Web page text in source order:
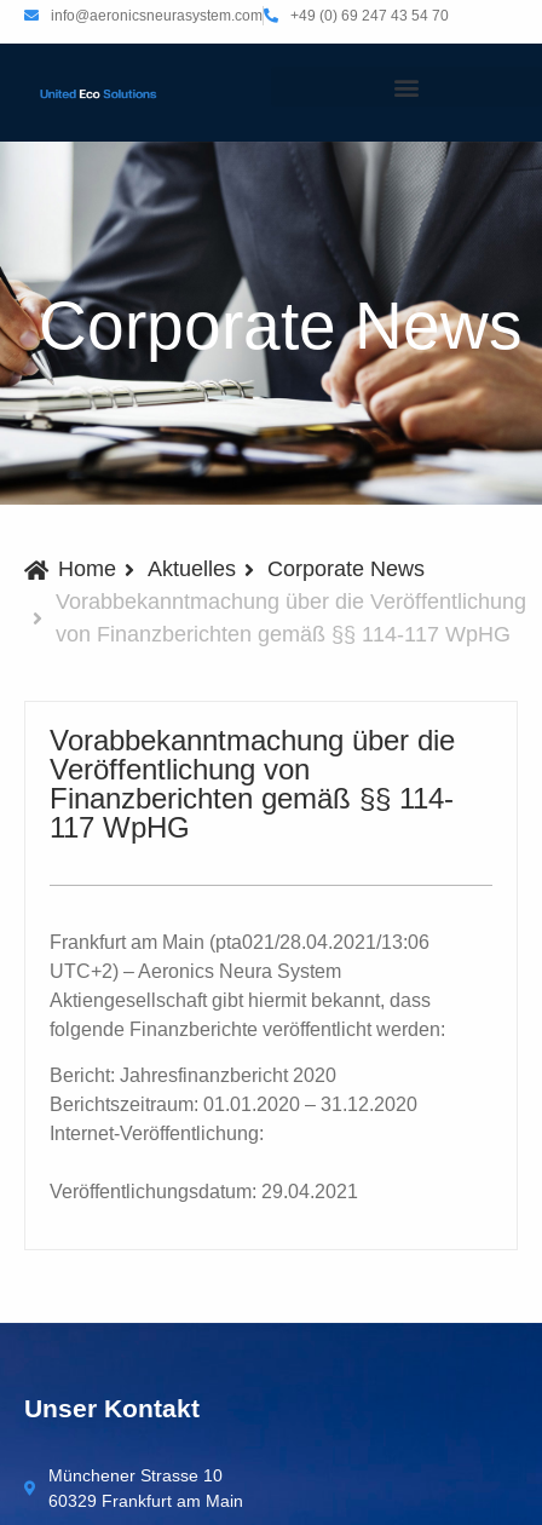
info@aeronicsneurasystem.com +49 (0) 69 247 43 54 70
Corporate News
Home Aktuelles
Corporate News
Vorabbekanntmachung über die Veröffentlichung
von Finanzberichten gemäß §§ 114-117 WpHG
Vorabbekanntmachung über die
Veröffentlichung von
Finanzberichten gemäß §§ 114-
117 WpHG
Frankfurt am Main (pta021/28.04.2021/13:06
UTC+2) – Aeronics Neura System
Aktiengesellschaft gibt hiermit bekannt, dass
folgende Finanzberichte veröffentlicht werden:
Bericht: Jahresfinanzbericht 2020
Berichtszeitraum: 01.01.2020 – 31.12.2020
Internet-Veröffentlichung:
Veröffentlichungsdatum: 29.04.2021
Unser Kontakt
Münchener Strasse 10
60329 Frankfurt am Main